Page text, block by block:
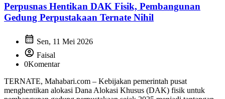
Perpusnas Hentikan DAK Fisik, Pembangunan
Gedung Perpustakaan Ternate Nihil
calendar_month Sen, 11 Mei 2026
account_circle Faisal
0Komentar
TERNATE, Mahabari.com – Kebijakan pemerintah pusat
menghentikan alokasi Dana Alokasi Khusus (DAK) fisik untuk